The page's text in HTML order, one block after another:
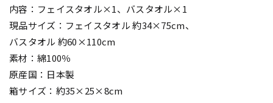
内容：フェイスタオル×1、バスタオル×1
現品サイズ：フェイスタオル 約34×75cm、
バスタオル 約60×110cm
素材：綿100％
原産国：日本製
箱サイズ：約35×25×8cm